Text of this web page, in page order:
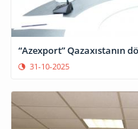
“Azexport” Qazaxıstanın
31-10-2025